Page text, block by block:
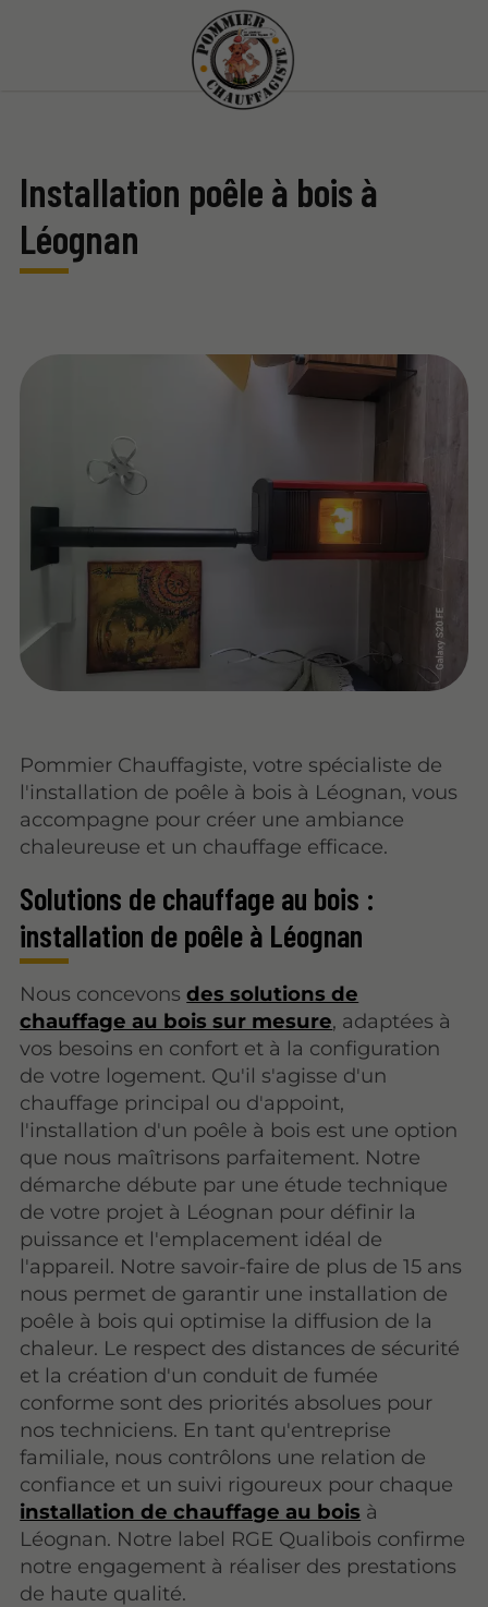
Installation poêle à bois à
Léognan
Pommier Chauffagiste, votre spécialiste de
l'installation de poêle à bois à Léognan, vous
accompagne pour créer une ambiance
chaleureuse et un chauffage efficace.
Solutions de chauffage au bois :
installation de poêle à Léognan
Nous concevonsdes solutions de
chauffage au bois sur mesure, adaptées à
vos besoins en confort et à la configuration
de votre logement. Qu'il s'agisse d'un
chauffage principal ou d'appoint,
l'installation d'un poêle à bois est une option
que nous maîtrisons parfaitement. Notre
démarche débute par une étude technique
de votre projet à Léognan pour définir la
puissance et l'emplacement idéal de
l'appareil. Notre savoir-faire de plus de 15 ans
nous permet de garantir une installation de
poêle à bois qui optimise la diffusion de la
chaleur. Le respect des distances de sécurité
et la création d'un conduit de fumée
conforme sont des priorités absolues pour
nos techniciens. En tant qu'entreprise
familiale, nous contrôlons une relation de
confiance et un suivi rigoureux pour chaque
installation de chauffage au bois à
Léognan. Notre label RGE Qualibois confirme
notre engagement à réaliser des prestations
de haute qualité.